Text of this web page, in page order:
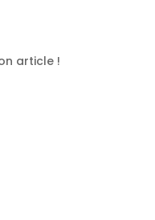
article !